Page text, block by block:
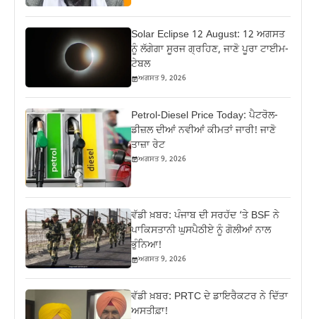
Solar Eclipse 12 August: 12 ਅਗਸਤ
ਨੂੰ ਲੱਗੇਗਾ ਸੂਰਜ ਗ੍ਰਹਿਣ, ਜਾਣੋ ਪੂਰਾ ਟਾਈਮ-
ਟੇਬਲ
ਅਗਸਤ 9, 2026
Petrol-Diesel Price Today: ਪੈਟਰੋਲ-
ਡੀਜ਼ਲ ਦੀਆਂ ਨਵੀਆਂ ਕੀਮਤਾਂ ਜਾਰੀ! ਜਾਣੋ
ਤਾਜ਼ਾ ਰੇਟ
ਅਗਸਤ 9, 2026
ਵੱਡੀ ਖ਼ਬਰ: ਪੰਜਾਬ ਦੀ ਸਰਹੱਦ ‘ਤੇ BSF ਨੇ
ਪਾਕਿਸਤਾਨੀ ਘੁਸਪੈਠੀਏ ਨੂੰ ਗੋਲੀਆਂ ਨਾਲ
ਭੁੰਨਿਆ!
ਅਗਸਤ 9, 2026
ਵੱਡੀ ਖ਼ਬਰ: PRTC ਦੇ ਡਾਇਰੈਕਟਰ ਨੇ ਦਿੱਤਾ
ਅਸਤੀਫ਼ਾ!